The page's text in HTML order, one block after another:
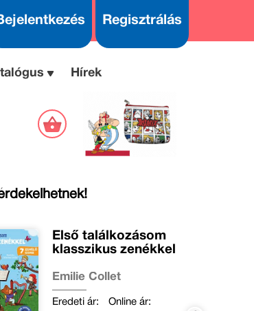
Regisztrálás
Hírek
Első találkozásom
klasszikus zenékkel
Emilie Collet
Eredeti ár:
Online ár: